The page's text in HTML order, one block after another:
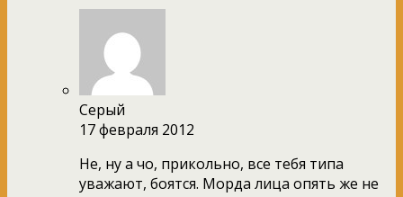
Серый
17 февраля 2012
Не, ну а чо, прикольно, все тебя типа
уважают, боятся. Морда лица опять же не